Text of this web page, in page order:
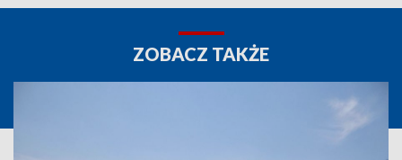
ZOBACZ TAKŻE